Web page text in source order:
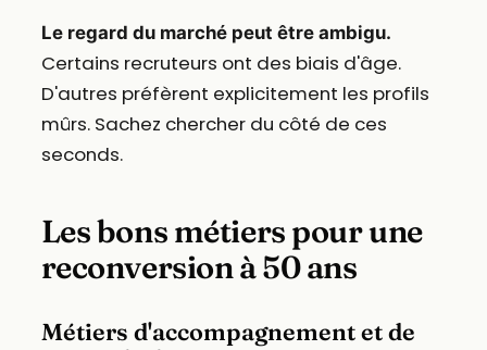
Le regard du marché peut être ambigu.
Certains recruteurs ont des biais d'âge.
D'autres préfèrent explicitement les profils
mûrs. Sachez chercher du côté de ces
seconds.
Les bons métiers pour une
reconversion à 50 ans
Métiers d'accompagnement et de